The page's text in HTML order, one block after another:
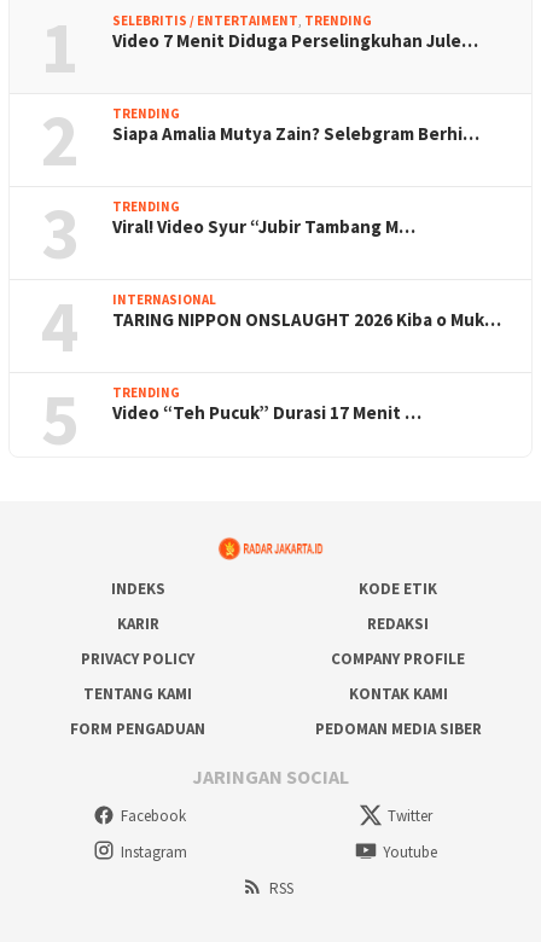
1 SELEBRITIS / ENTERTAIMENT, TRENDING
Video 7 Menit Diduga Perselingkuhan Jule…
2 TRENDING
Siapa Amalia Mutya Zain? Selebgram Berhi…
3 TRENDING
Viral! Video Syur “Jubir Tambang M…
4 INTERNASIONAL
TARING NIPPON ONSLAUGHT 2026 Kiba o Muk…
5 TRENDING
Video “Teh Pucuk” Durasi 17 Menit …
INDEKS
KODE ETIK
KARIR
REDAKSI
PRIVACY POLICY
COMPANY PROFILE
TENTANG KAMI
KONTAK KAMI
FORM PENGADUAN
PEDOMAN MEDIA SIBER
JARINGAN SOCIAL
Facebook
Twitter
Instagram
Youtube
RSS